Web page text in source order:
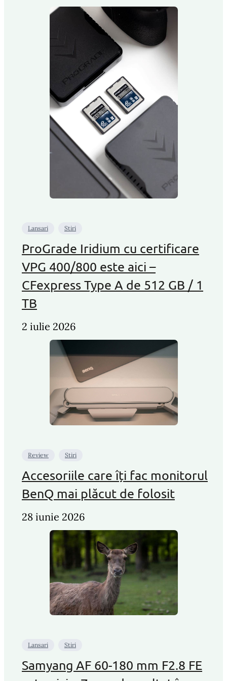
Lansari Stiri
ProGrade Iridium cu certificare
VPG 400/800 este aici –
CFexpress Type A de 512 GB / 1
TB
2 iulie 2026
Review Stiri
Accesoriile care îți fac monitorul
BenQ mai plăcut de folosit
28 iunie 2026
Lansari Stiri
Samyang AF 60-180 mm F2.8 FE